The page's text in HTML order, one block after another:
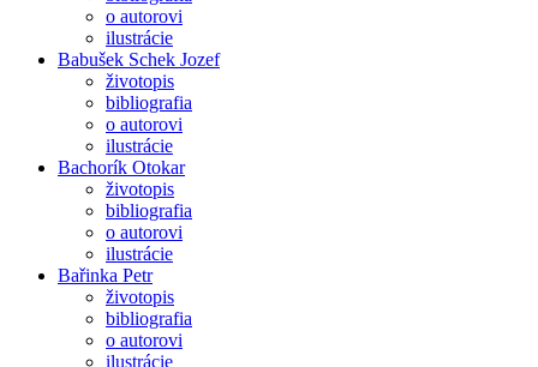
o autorovi
ilustrácie
Babušek Schek Jozef
životopis
bibliografia
o autorovi
ilustrácie
Bachorík Otokar
životopis
bibliografia
o autorovi
ilustrácie
Bařinka Petr
životopis
bibliografia
o autorovi
ilustrácie